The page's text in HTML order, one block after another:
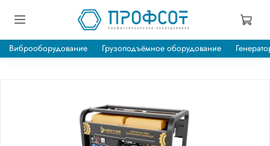
Виброоборудование Грузоподъёмное оборудование